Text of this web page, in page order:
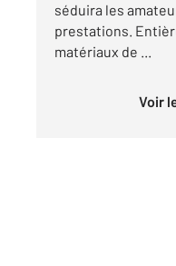
séduira les
prestations.
matériaux de ...
Voir